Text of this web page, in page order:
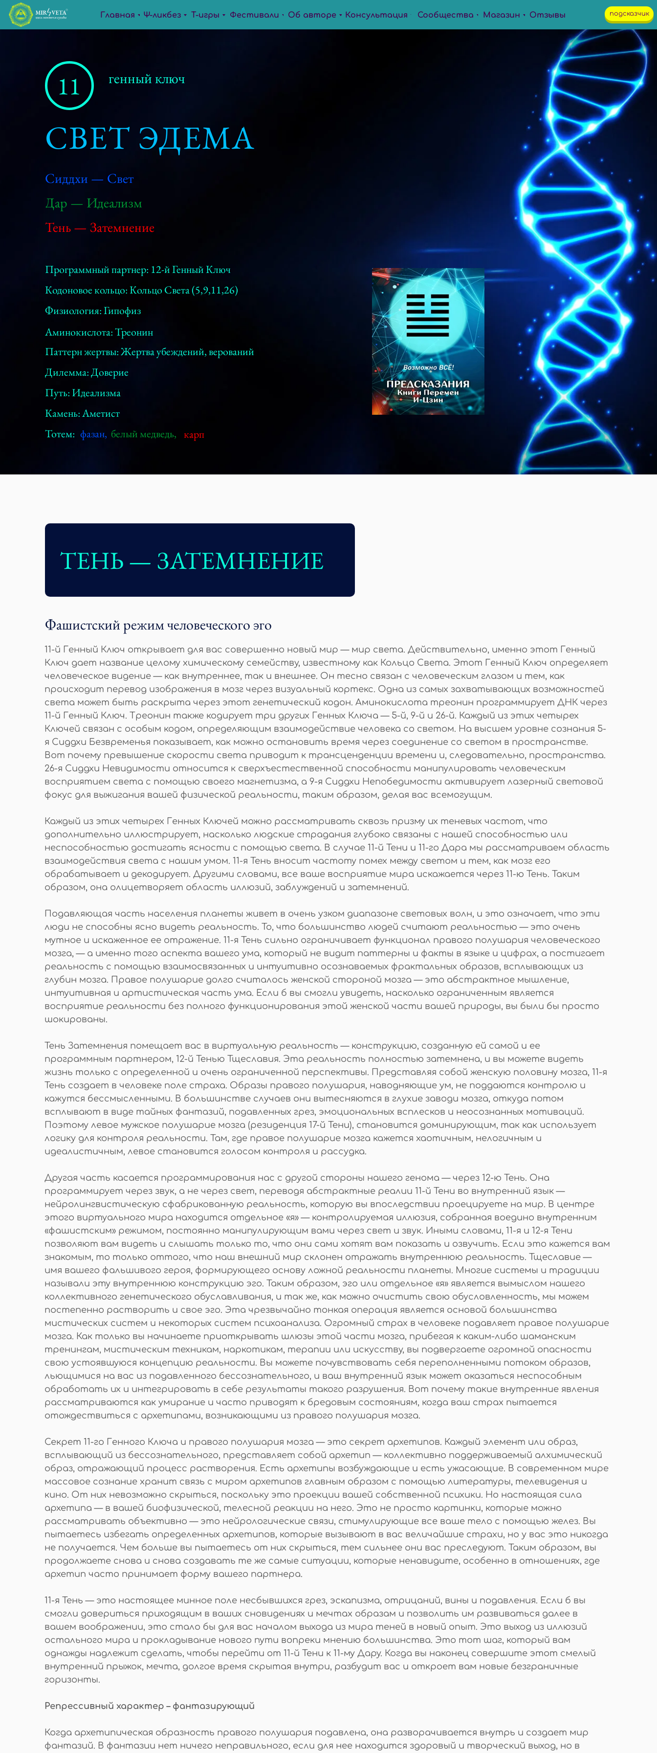
Отзывы
Т-игры Об авторе
Главная Ψ-ликбез Магазин
Консультация Сообщества подсказчик
Фестивали
генный ключ
11
СВЕТ ЭДЕМА
Программный партнер: 12-й Генный Ключ
Кодоновое кольцо: Кольцо Света (5,9,11,26)
Физиология: Гипофиз
Аминокислота: Треонин
Паттерн жертвы: Жертва убеждений, верований
Дилемма: Доверие
Тотем: фазан, белый медведь, карп
Сиддхи — Свет
Дар — Идеализм
Тень — Затемнение
Путь: Идеализма
Камень: Аметист
ТЕНЬ — ЗАТЕМНЕНИЕ
11-й Генный Ключ открывает для вас совершенно новый мир — мир света. Действительно, именно этот Генный
Ключ дает название целому химическому семейству, известному как Кольцо Света. Этот Генный Ключ определяет
человеческое видение — как внутреннее, так и внешнее. Он тесно связан с человеческим глазом и тем, как
происходит перевод изображения в мозг через визуальный кортекс. Одна из самых захватывающих возможностей
света может быть раскрыта через этот генетический кодон. Аминокислота треонин программирует ДНК через
11-й Генный Ключ. Треонин также кодирует три других Генных Ключа — 5-й, 9-й и 26-й. Каждый из этих четырех
Ключей связан с особым кодом, определяющим взаимодействие человека со светом. На высшем уровне сознания 5-
я Сиддхи Безвременья показывает, как можно остановить время через соединение со светом в пространстве.
Вот почему превышение скорости света приводит к трансценденции времени и, следовательно, пространства.
26-я Сиддхи Невидимости относится к сверхъестественной способности манипулировать человеческим
восприятием света с помощью своего магнетизма, а 9-я Сиддхи Непобедимости активирует лазерный световой
фокус для выжигания вашей физической реальности, таким образом, делая вас всемогущим.
Каждый из этих четырех Генных Ключей можно рассматривать сквозь призму их теневых частот, что
дополнительно иллюстрирует, насколько людские страдания глубоко связаны с нашей способностью или
неспособностью достигать ясности с помощью света. В случае 11-й Тени и 11-го Дара мы рассматриваем область
взаимодействия света с нашим умом. 11-я Тень вносит частоту помех между светом и тем, как мозг его
обрабатывает и декодирует. Другими словами, все ваше восприятие мира искажается через 11-ю Тень. Таким
образом, она олицетворяет область иллюзий, заблуждений и затемнений.
Подавляющая часть населения планеты живет в очень узком диапазоне световых волн, и это означает, что эти
люди не способны ясно видеть реальность. То, что большинство людей считают реальностью — это очень
мутное и искаженное ее отражение. 11-я Тень сильно ограничивает функционал правого полушария человеческого
мозга, — а именно того аспекта вашего ума, который не видит паттерны и факты в языке и цифрах, а постигает
реальность с помощью взаимосвязанных и интуитивно осознаваемых фрактальных образов, всплывающих из
глубин мозга. Правое полушарие долго считалось женской стороной мозга — это абстрактное мышление,
интуитивная и артистическая часть ума. Если б вы смогли увидеть, насколько ограниченным является
восприятие реальности без полного функционирования этой женской части вашей природы, вы были бы просто
шокированы.
Тень Затемнения помещает вас в виртуальную реальность — конструкцию, созданную ей самой и ее
программным партнером, 12-й Тенью Тщеславия. Эта реальность полностью затемнена, и вы можете видеть
жизнь только с определенной и очень ограниченной перспективы. Представляя собой женскую половину мозга, 11-я
Тень создает в человеке поле страха. Образы правого полушария, наводняющие ум, не поддаются контролю и
кажутся бессмысленными. В большинстве случаев они вытесняются в глухие заводи мозга, откуда потом
всплывают в виде тайных фантазий, подавленных грез, эмоциональных всплесков и неосознанных мотиваций.
Поэтому левое мужское полушарие мозга (резиденция 17-й Тени), становится доминирующим, так как использует
логику для контроля реальности. Там, где правое полушарие мозга кажется хаотичным, нелогичным и
идеалистичным, левое становится голосом контроля и рассудка.
Другая часть касается программирования нас с другой стороны нашего генома — через 12-ю Тень. Она
программирует через звук, а не через свет, переводя абстрактные реалии 11-й Тени во внутренний язык —
нейролингвистическую сфабрикованную реальность, которую вы впоследствии проецируете на мир. В центре
этого виртуального мира находится отдельное «я» — контролируемая иллюзия, собранная воедино внутренним
«фашистским» режимом, постоянно манипулирующим вами через свет и звук. Иными словами, 11-я и 12-я Тени
позволяют вам видеть и слышать только то, что они сами хотят вам показать и озвучить. Если это кажется вам
знакомым, то только оттого, что наш внешний мир склонен отражать внутреннюю реальность. Тщеславие —
имя вашего фальшивого героя, формирующего основу ложной реальности планеты. Многие системы и традиции
называли эту внутреннюю конструкцию эго. Таким образом, эго или отдельное «я» является вымыслом нашего
коллективного генетического обуславливания, и так же, как можно очистить свою обусловленность, мы можем
постепенно растворить и свое эго. Эта чрезвычайно тонкая операция является основой большинства
мистических систем и некоторых систем психоанализа. Огромный страх в человеке подавляет правое полушарие
мозга. Как только вы начинаете приоткрывать шлюзы этой части мозга, прибегая к каким-либо шаманским
тренингам, мистическим техникам, наркотикам, терапии или искусству, вы подвергаете огромной опасности
свою устоявшуюся концепцию реальности. Вы можете почувствовать себя переполненными потоком образов,
льющимися на вас из подавленного бессознательного, и ваш внутренний язык может оказаться неспособным
обработать их и интегрировать в себе результаты такого разрушения. Вот почему такие внутренние явления
рассматриваются как умирание и часто приводят к бредовым состояниям, когда ваш страх пытается
отождествиться с архетипами, возникающими из правого полушария мозга.
Секрет 11-го Генного Ключа и правого полушария мозга — это секрет архетипов. Каждый элемент или образ,
всплывающий из бессознательного, представляет собой архетип — коллективно поддерживаемый алхимический
образ, отражающий процесс растворения. Есть архетипы возбуждающие и есть ужасающие. В современном мире
массовое сознание хранит связь с миром архетипов главным образом с помощью литературы, телевидения и
кино. От них невозможно скрыться, поскольку это проекции вашей собственной психики. Но настоящая сила
архетипа — в вашей биофизической, телесной реакции на него. Это не просто картинки, которые можно
рассматривать объективно — это нейрологические связи, стимулирующие все ваше тело с помощью желез. Вы
пытаетесь избегать определенных архетипов, которые вызывают в вас величайшие страхи, но у вас это никогда
не получается. Чем больше вы пытаетесь от них скрыться, тем сильнее они вас преследуют. Таким образом, вы
продолжаете снова и снова создавать те же самые ситуации, которые ненавидите, особенно в отношениях, где
архетип часто принимает форму вашего партнера.
11-я Тень — это настоящее минное поле несбывшихся грез, эскапизма, отрицаний, вины и подавления. Если б вы
смогли довериться приходящим в ваших сновидениях и мечтах образам и позволить им развиваться далее в
вашем воображении, это стало бы для вас началом выхода из мира теней в новый опыт. Это выход из иллюзий
остального мира и прокладывание нового пути вопреки мнению большинства. Это тот шаг, который вам
однажды надлежит сделать, чтобы перейти от 11-й Тени к 11-му Дару. Когда вы наконец совершите этот смелый
внутренний прыжок, мечта, долгое время скрытая внутри, разбудит вас и откроет вам новые безграничные
горизонты.
Репрессивный характер – фантазирующий
Когда архетипическая образность правого полушария подавлена, она разворачивается внутрь и создает мир
фантазий. В фантазии нет ничего неправильного, если для нее находится здоровый и творческий выход, но в
Фашистский режим человеческого эго